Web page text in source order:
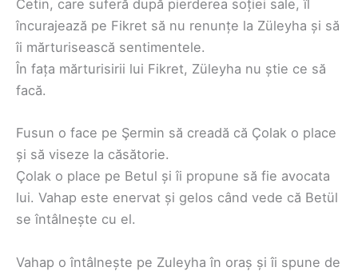
Cetin, care suferă după pierderea soției sale, îl
încurajează pe Fikret să nu renunțe la Züleyha și să
îi mărturisească sentimentele.
În fața mărturisirii lui Fikret, Züleyha nu știe ce să
facă.
Fusun o face pe Şermin să creadă că Çolak o place
și să viseze la căsătorie.
Çolak o place pe Betul și îi propune să fie avocata
lui. Vahap este enervat și gelos când vede că Betül
se întâlnește cu el.
Vahap o întâlnește pe Zuleyha în oraș și îi spune de